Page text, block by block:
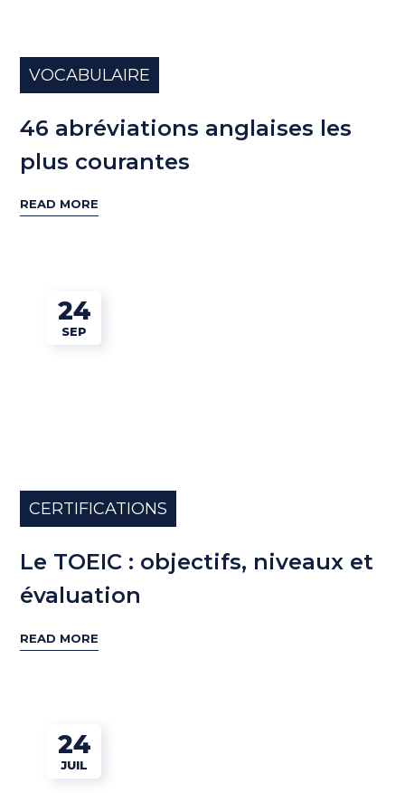
VOCABULAIRE
46 abréviations anglaises les
plus courantes
READ MORE
24
SEP
CERTIFICATIONS
Le TOEIC : objectifs, niveaux et
évaluation
READ MORE
24
JUIL